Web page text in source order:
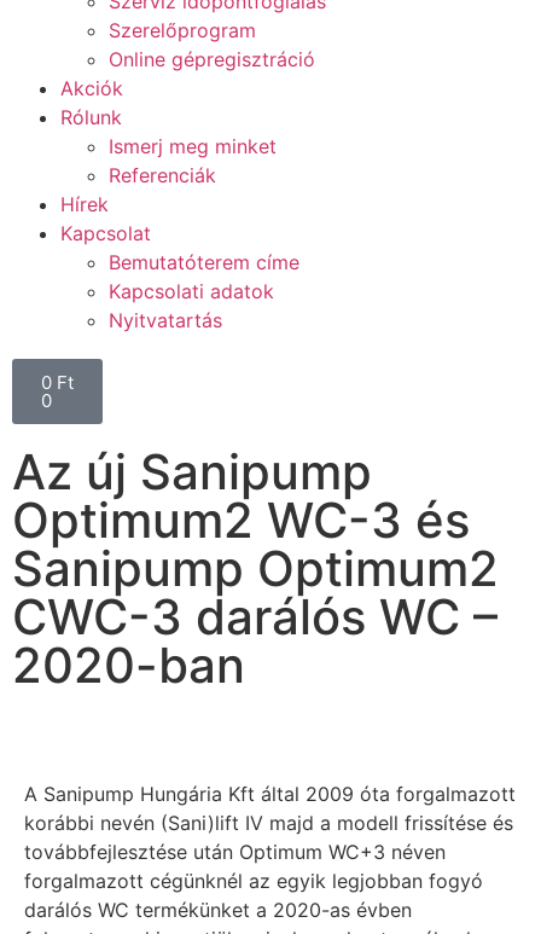
Szerelőprogram
Online gépregisztráció
Akciók
Rólunk
Ismerj meg minket
Referenciák
Hírek
Kapcsolat
Bemutatóterem címe
Kapcsolati adatok
Nyitvatartás
0 Ft
0
Az új Sanipump
Optimum2 WC-3 és
Sanipump Optimum2
CWC-3 darálós WC –
2020-ban
A Sanipump Hungária Kft által 2009 óta forgalmazott
korábbi nevén (Sani)lift IV majd a modell frissítése és
továbbfejlesztése után Optimum WC+3 néven
forgalmazott cégünknél az egyik legjobban fogyó
darálós WC termékünket a 2020-as évben